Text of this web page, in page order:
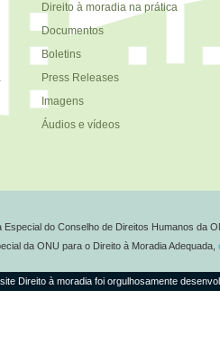
Direito à moradia na prática
Documentos
Boletins
Press Releases
Imagens
Áudios e vídeos
Especial do Conselho de Direitos Humanos da
da ONU para o Direito à Moradia Adequada,
Direito à moradia foi orgulhosamente